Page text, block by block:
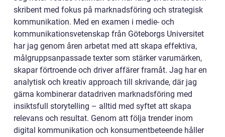
skribent med fokus på marknadsföring och strategisk
kommunikation. Med en examen i medie- och
kommunikationsvetenskap från Göteborgs Universitet
har jag genom åren arbetat med att skapa effektiva,
målgruppsanpassade texter som stärker varumärken,
skapar förtroende och driver affärer framåt. Jag har en
analytisk och kreativ approach till skrivande, där jag
gärna kombinerar datadriven marknadsföring med
insiktsfull storytelling – alltid med syftet att skapa
relevans och resultat. Genom att följa trender inom
digital kommunikation och konsumentbeteende håller